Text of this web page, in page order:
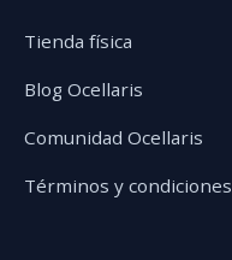
Tienda física
Blog Ocellaris
Comunidad Ocellaris
Términos y condiciones